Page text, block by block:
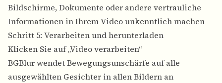
Bildschirme, Dokumente oder andere vertrauliche
Informationen in Ihrem Video unkenntlich machen
Schritt 5: Verarbeiten und herunterladen
Klicken Sie auf „Video verarbeiten“
BGBlur wendet Bewegungsunschärfe auf alle
ausgewählten Gesichter in allen Bildern an